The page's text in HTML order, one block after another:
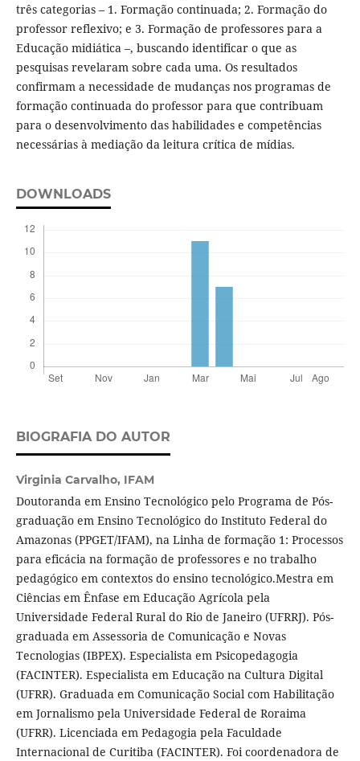
três categorias – 1. Formação continuada; 2. Formação do
professor reflexivo; e 3. Formação de professores para a
Educação midiática –, buscando identificar o que as
pesquisas revelaram sobre cada uma. Os resultados
confirmam a necessidade de mudanças nos programas de
formação continuada do professor para que contribuam
para o desenvolvimento das habilidades e competências
necessárias à mediação da leitura crítica de mídias.
DOWNLOADS
BIOGRAFIA DO AUTOR
Virginia Carvalho, IFAM
Doutoranda em Ensino Tecnológico pelo Programa de Pós-
graduação em Ensino Tecnológico do Instituto Federal do
Amazonas (PPGET/IFAM), na Linha de formação 1: Processos
para eficácia na formação de professores e no trabalho
pedagógico em contextos do ensino tecnológico.Mestra em
Ciências em Ênfase em Educação Agrícola pela
Universidade Federal Rural do Rio de Janeiro (UFRRJ). Pós-
graduada em Assessoria de Comunicação e Novas
Tecnologias (IBPEX). Especialista em Psicopedagogia
(FACINTER). Especialista em Educação na Cultura Digital
(UFRR). Graduada em Comunicação Social com Habilitação
em Jornalismo pela Universidade Federal de Roraima
(UFRR). Licenciada em Pedagogia pela Faculdade
Internacional de Curitiba (FACINTER). Foi coordenadora de